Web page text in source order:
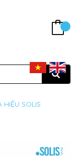
HIỆU SOLIS